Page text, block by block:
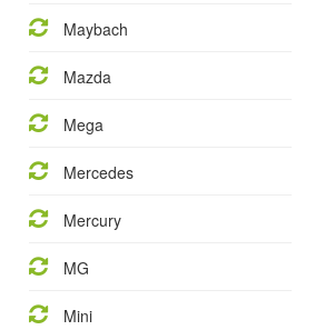
Maybach
Mazda
Mega
Mercedes
Mercury
MG
Mini